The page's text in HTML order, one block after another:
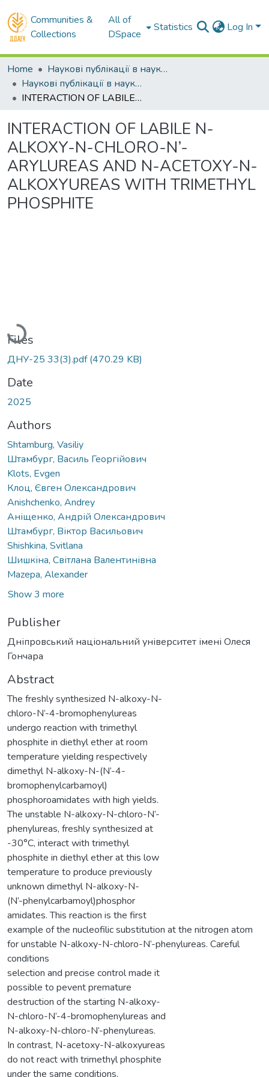
Communities &
Collections
All of
DSpace
Statistics Log In
Home
Наукові публікації в наукометричних базах Scopus та Web of Science
Наукові публікації в наукометричній базі Scopus
INTERACTION OF LABILE N-ALKOXY-N-CHLORO-N’-ARYLUREAS AND N-ACETOXY-N-ALKOXYUREAS WITH TRIMETHYL PHOSPHITE
INTERACTION OF LABILE N-
ALKOXY-N-CHLORO-N’-
ARYLUREAS AND N-ACETOXY-N-
ALKOXYUREAS WITH TRIMETHYL
PHOSPHITE
Loading...
Files
ДНУ-25 33(3).pdf(470.29 KB)
Date
2025
Authors
Shtamburg, Vasiliy
Штамбург, Василь Георгійович
Klots, Evgen
Клоц, Євген Олександрович
Anishchenko, Andrey
Аніщенко, Андрій Олександрович
Штамбург, Віктор Васильович
Shishkina, Svitlana
Шишкіна, Світлана Валентинівна
Mazepa, Alexander
Show 3 more
Publisher
Дніпровський національний університет імені Олеся
Гончара
Abstract
The freshly synthesized N-alkoxy-N-
chloro-N’-4-bromophenylureas
undergo reaction with trimethyl
phosphite in diethyl ether at room
temperature yielding respectively
dimethyl N-alkoxy-N-(N’-4-
bromophenylcarbamoyl)
phosphoroamidates with high yields.
The unstable N-alkoxy-N-chloro-N’-
phenylureas, freshly synthesized at
-30°C, interact with trimethyl
phosphite in diethyl ether at this low
temperature to produce previously
unknown dimethyl N-alkoxy-N-
(N’-phenylcarbamoyl)phosphor
amidates. This reaction is the first
example of the nucleofilic substitution at the nitrogen atom
for unstable N-alkoxy-N-chloro-N’-phenylureas. Careful
conditions
selection and precise control made it
possible to pevent premature
destruction of the starting N-alkoxy-
N-chloro-N’-4-bromophenylureas and
N-alkoxy-N-chloro-N’-phenylureas.
In contrast, N-acetoxy-N-alkoxyureas
do not react with trimethyl phosphite
under the same conditions.